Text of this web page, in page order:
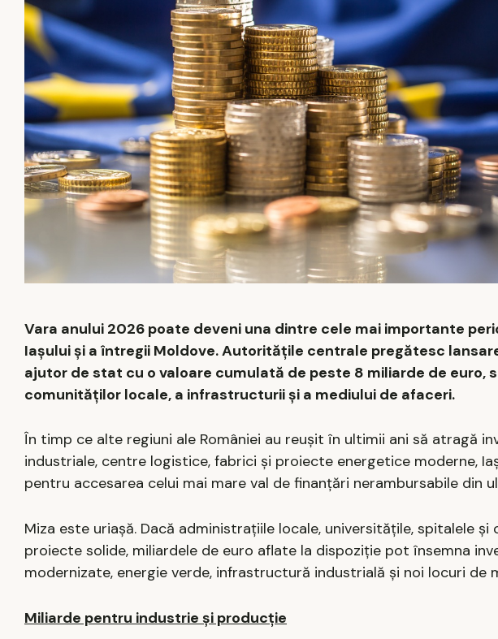
Vara anului 2026 poate deveni una dintre cele mai importante
Iașului și a întregii Moldove. Autoritățile centrale pregătesc
ajutor de stat cu o valoare cumulată de peste 8 miliarde de euro,
comunităților locale, a infrastructurii și a mediului de afaceri.
În timp ce alte regiuni ale României au reușit în ultimii ani să atragă
industriale, centre logistice, fabrici și proiecte energetice moderne,
pentru accesarea celui mai mare val de finanțări nerambursabile din
Miza este uriașă. Dacă administrațiile locale, universitățile, spitalele
proiecte solide, miliardele de euro aflate la dispoziție pot însemna
modernizate, energie verde, infrastructură industrială și noi locuri de
Miliarde pentru industrie și producție